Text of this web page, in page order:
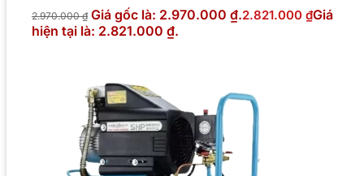
2.970.000₫ Giá gốc là: 2.970.000 ₫.2.821.000 ₫Giá
hiện tại là: 2.821.000 ₫.